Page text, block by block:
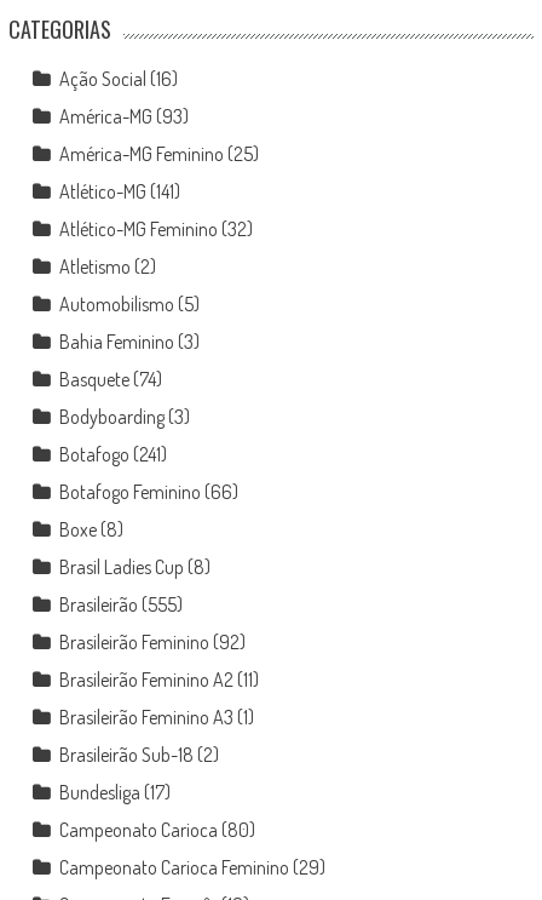
CATEGORIAS
Ação Social (16)
América-MG (93)
América-MG Feminino (25)
Atlético-MG (141)
Atlético-MG Feminino (32)
Atletismo (2)
Automobilismo (5)
Bahia Feminino (3)
Basquete(74)
Bodyboarding(3)
Botafogo (241)
Botafogo Feminino (66)
Boxe(8)
Brasil Ladies Cup (8)
Brasileirão (555)
Brasileirão Feminino (92)
Brasileirão Feminino A2 (11)
Brasileirão Feminino A3 (1)
Brasileirão Sub-18 (2)
Bundesliga (17)
Campeonato Carioca (80)
Campeonato Carioca Feminino (29)